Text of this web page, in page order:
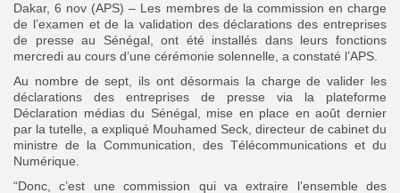
Dakar, 6 nov (APS) – Les membres de la commission en charge
de l’examen et de la validation des déclarations des entreprises
de presse au Sénégal, ont été installés dans leurs fonctions
mercredi au cours d’une cérémonie solennelle, a constaté l’APS.
Au nombre de sept, ils ont désormais la charge de valider les
déclarations des entreprises de presse via la plateforme
Déclaration médias du Sénégal, mise en place en août dernier
par la tutelle, a expliqué Mouhamed Seck, directeur de cabinet du
ministre de la Communication, des Télécommunications et du
Numérique.
“Donc, c’est une commission qui va extraire l’ensemble des